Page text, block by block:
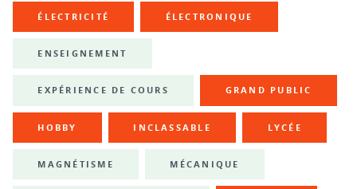
ÉLECTRICITÉ ÉLECTRONIQUE
ENSEIGNEMENT
EXPÉRIENCE DE COURS GRAND PUBLIC
HOBBY INCLASSABLE LYCÉE
MAGNÉTISME MÉCANIQUE